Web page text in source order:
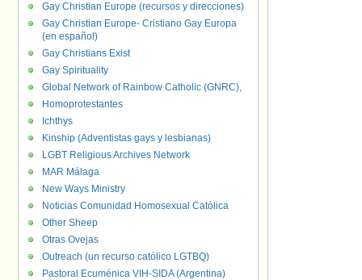
Gay Christian Europe (recursos y direcciones)
Gay Christian Europe- Cristiano Gay Europa
(en español)
Gay Christians Exist
Gay Spirituality
Global Network of Rainbow Catholic (GNRC),
Homoprotestantes
Ichthys
Kinship (Adventistas gays y lesbianas)
LGBT Religious Archives Network
MAR Málaga
New Ways Ministry
Noticias Comunidad Homosexual Católica
Other Sheep
Otras Ovejas
Outreach (un recurso católico LGTBQ)
Pastoral Ecuménica VIH-SIDA (Argentina)